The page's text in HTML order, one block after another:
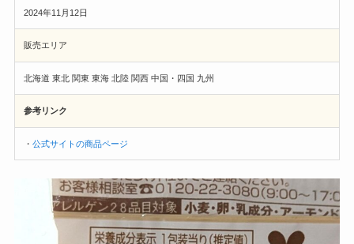
2024年11月12日
販売エリア
北海道 東北 関東 東海 北陸 関西 中国・四国 九州
参考リンク
・公式サイトの商品ページ